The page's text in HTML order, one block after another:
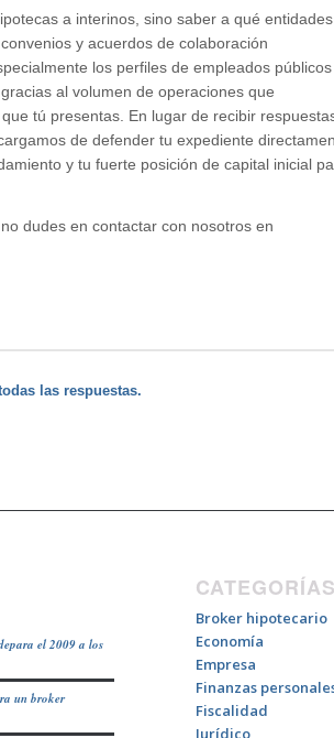
a interinos, sino saber a qué entidades
y acuerdos de colaboración
los perfiles de empleados
al volumen de operaciones que
tú presentas. En lugar de recibir
de defender tu expediente
y tu fuerte posición de capital inicial
dudes en contactar con nosotros en
las respuestas.
el 2009 a los
un broker
CATEGORÍAS
Broker hipotecario
Economía
Empresa
Finanzas
Fiscalidad
Jurídico